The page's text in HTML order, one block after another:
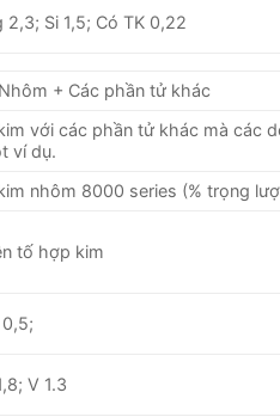
2,3; Si 1,5; Có TK 0,22
+ Các phần tử khác
với các phần tử khác mà các
ví dụ.
nhôm 8000 series (% trọng
tố hợp kim
0,5;
V 1.3